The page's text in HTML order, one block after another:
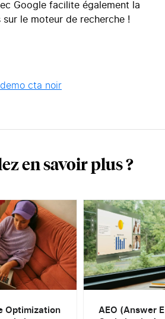
Google facilite également la
le moteur de recherche !
en savoir plus ?
Optimization
AEO (Answer